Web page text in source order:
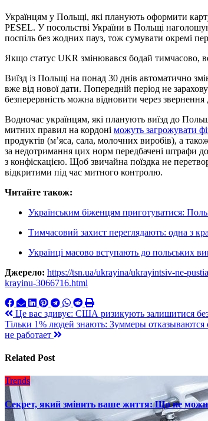
Українцям у Польщі, які планують оформити
PESEL. У посольстві України в Польщі
поспіль без жодних пауз, тож сумувати окремі
Якщо статус UKR змінювався бодай тимчасово,
Виїзд із Польщі на понад 30 днів автоматично
вже від нової дати. Попередній період не
безперервність можна відновити через звернення
Водночас українцям, які планують виїзд до
митних правил на кордоні можуть загрожувати
продуктів (м’яса, сала, молочних виробів), а
за недотримання цих норм передбачені штрафи
з конфіскацією. Щоб звичайна поїздка не
відкритими під час митного контролю.
Читайте також:
Українським біженцям приготуватися:
Тимчасовий захист переглядають: одна з
Українці масово вступають до польських
Джерело: https://tsn.ua/ukrayina/ukrayintsiv-ne-
krayinu-3066716.html
Навигация
по
Це вас здивує: США ризикують залишитися
Тільки 1% людей знають: Зуммеры
не работает
Related Post
Trends
Секрет, який змінить ваше життя: Що не